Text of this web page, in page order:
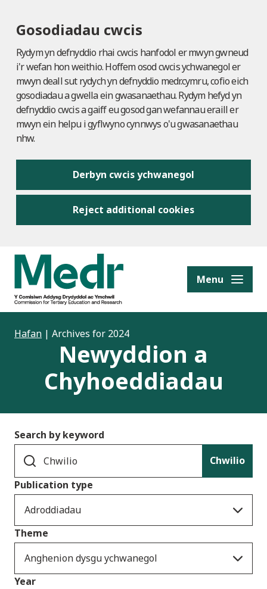
Gosodiadau cwcis
Rydym yn defnyddio rhai cwcis hanfodol er mwyn gwneud
i'r wefan hon weithio. Hoffem osod cwcis ychwanegol er
mwyn deall sut rydych yn defnyddio medr.cymru, cofio eich
gosodiadau a gwella ein gwasanaethau. Rydym hefyd yn
defnyddio cwcis a gaiff eu gosod gan wefannau eraill er
mwyn ein helpu i gyflwyno cynnwys o'u gwasanaethau
nhw.
Derbyn cwcis ychwanegol
Reject additional cookies
content Menu
Hafan | Archives for 2024
Newyddion a
Chyhoeddiadau
Search by keyword
Chwilio
Publication type
Adroddiadau
Theme
Anghenion dysgu ychwanegol
Year